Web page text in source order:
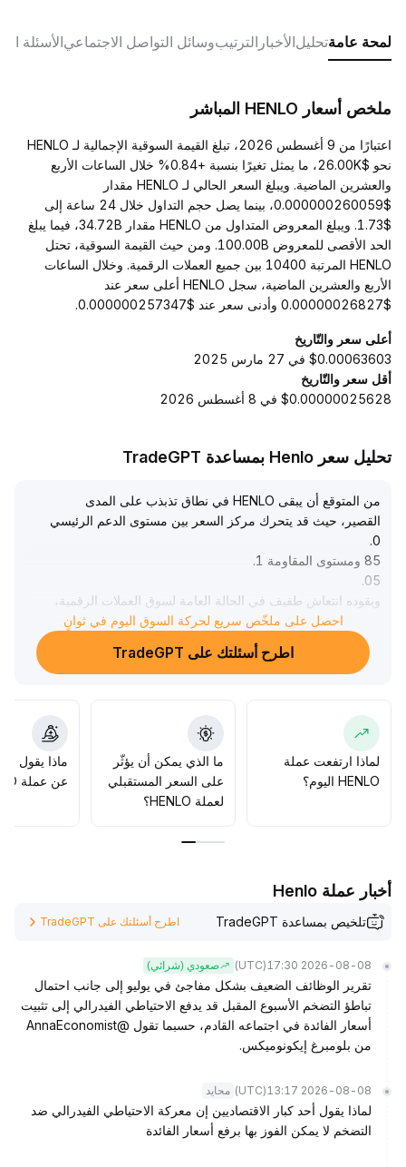
لمحة عامةتحليلالأخبار الترتيبوسائل التواصل الاجتماعيالأسئلة
ملخص أسعار HENLO المباشر
اعتبارًا من 9 أغسطس 2026، تبلغ القيمة السوقية الإجمالية لـ HENLO
نحو $26.00K، ما يمثل تغيرًا بنسبة +0.84% خلال الساعات الأربع
والعشرين الماضية. ويبلغ السعر الحالي لـ HENLO مقدار
$0.000000260059، بينما يصل حجم التداول خلال 24 ساعة إلى
$1.73. ويبلغ المعروض المتداول من HENLO مقدار 34.72B، فيما يبلغ
الحد الأقصى للمعروض 100.00B. ومن حيث القيمة السوقية، تحتل
HENLO المرتبة 10400 بين جميع العملات الرقمية. وخلال الساعات
الأربع والعشرين الماضية، سجل HENLO أعلى سعر عند
$0.00000026827 وأدنى سعر عند $0.000000257347.
أعلى سعر والتّاريخ
$0.00063603 في 27 مارس 2025
أقل سعر والتّاريخ
$0.00000025628 في 8 أغسطس 2026
تحليل سعر Henlo بمساعدة TradeGPT
من المتوقع أن يبقى HENLO في نطاق تذبذب على المدى
القصير، حيث قد يتحرك مركز السعر بين مستوى الدعم الرئيسي
0
.
85 ومستوى المقاومة 1
.
05
.
ويقوده انتعاش طفيف في الحالة العامة لسوق العملات الرقمية،
إلا أن حجم التداول لم يتوسع بعد بشكل فعّال، مما يثير الشكوك
حول استمرار الارتداد
يُنصح المستثمرون بمراقبة تغير حجم التداول وكسر حدود النطاق
فقدان مستوى 0
85، ينبغي تنفيذ وقف الخسارة بسرعة لتجنب مخاطر التراجع
احصل على ملخّص سريع لحركة السوق اليوم في ثوانٍ
اطرح أسئلتك على TradeGPT
لماذا ارتفعت عملة
HENLO اليوم؟
ما الذي يمكن أن يؤثّر
على السعر المستقبلي
لعملة HENLO؟
ماذا يقول
عن عملة HENLO؟
أخبار عملة Henlo
تلخيص بمساعدة TradeGPT اطرح أسئلتك على TradeGPT
2026-08-08 17:30
(UTC) صعودي (شرائي)
تقرير الوظائف الضعيف بشكل مفاجئ في يوليو إلى جانب احتمال
تباطؤ التضخم الأسبوع المقبل قد يدفع الاحتياطي الفيدرالي إلى تثبيت
أسعار الفائدة في اجتماعه القادم، حسبما تقول @AnnaEconomist
من بلومبرغ إيكونوميكس.
2026-08-08 13:17
(UTC) محايد
لماذا يقول أحد كبار الاقتصاديين إن معركة الاحتياطي الفيدرالي ضد
التضخم لا يمكن الفوز بها برفع أسعار الفائدة